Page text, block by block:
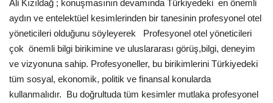
Video Tanıtım
Köşe Yazarları
Galeri
Ali Kızıldağ ; konuşmasının devamında Türkiyedeki en önemli
aydın ve entelektüel kesimlerinden bir tanesinin profesyonel otel
yöneticileri olduğunu söyleyerek  Profesyonel otel yöneticileri
çok önemli bilgi birikimine ve uluslararası görüş,bilgi, deneyim
ve vizyonuna sahip. Profesyoneller, bu birikimlerini Türkiyedeki
tüm sosyal, ekonomik, politik ve finansal konularda
kullanmalıdır. Bu doğrultuda tüm kesimler mutlaka profesyonel